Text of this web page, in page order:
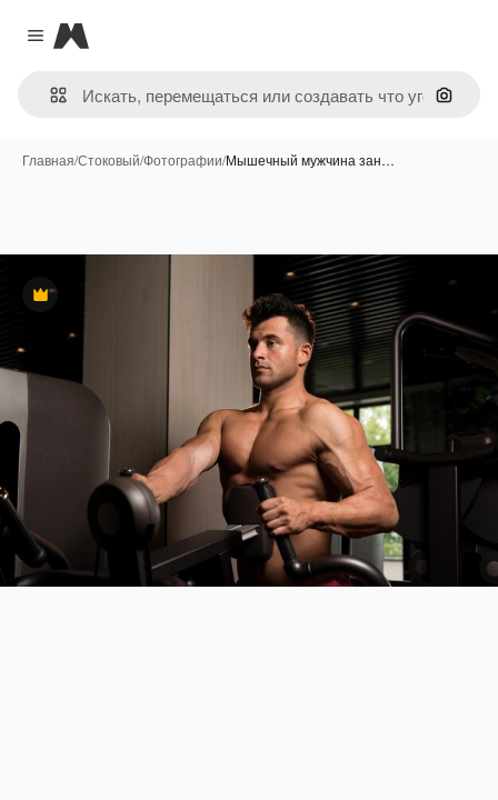
Close menu
Magnific
Поиск
Главная/Стоковый/Фотографии/Мышечный мужчина зан…
Премиум